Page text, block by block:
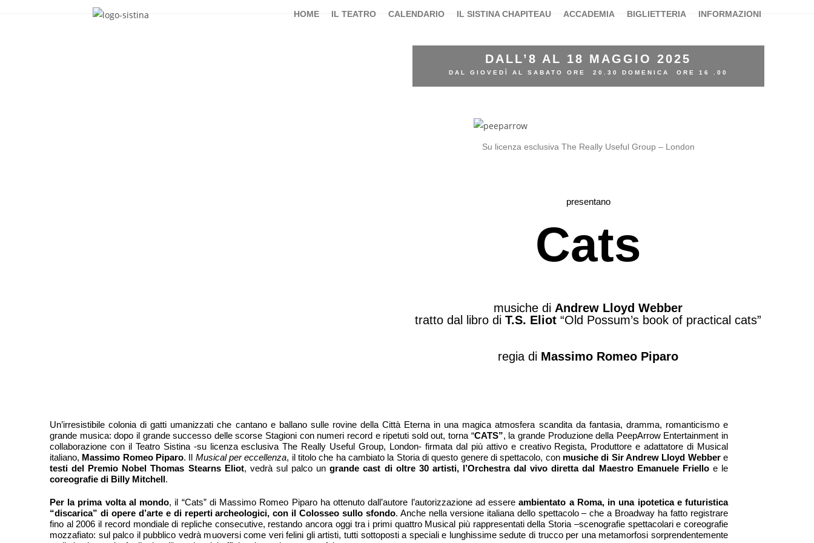
HOME IL TEATRO CALENDARIO IL SISTINA CHAPITEAU ACCADEMIA BIGLIETTERIA INFORMAZIONI
DALL’8 AL 18 MAGGIO 2025
DAL GIOVEDÌ AL SABATO ORE 20.30 DOMENICA ORE 16 .00
Su licenza esclusiva The Really Useful Group – London
presentano
Cats
musiche di Andrew Lloyd Webber
tratto dal libro di T.S. Eliot“Old Possum’s book of practical cats”
regia di Massimo Romeo Piparo
Un’irresistibile colonia di gatti umanizzati che cantano e ballano sulle rovine della Città Eterna in una magica atmosfera scandita da fantasia, dramma, romanticismo e
grande musica: dopo il grande successo delle scorse Stagioni con numeri record e ripetuti sold out, torna “CATS”, la grande Produzione della PeepArrow Entertainment in
collaborazione con il Teatro Sistina -su licenza esclusiva The Really Useful Group, London- firmata dal più attivo e creativo Regista, Produttore e adattatore di Musical
italiano, Massimo Romeo Piparo. Il Musical per eccellenza, il titolo che ha cambiato la Storia di questo genere di spettacolo, con musiche di Sir Andrew Lloyd Webbere
testi del Premio Nobel Thomas Stearns Eliot, vedrà sul palco ungrande cast di oltre 30 artisti, l’Orchestra dal vivo diretta dal Maestro Emanuele Friello e le
coreografie di Billy Mitchell.
Per la prima volta al mondo, il “Cats” di Massimo Romeo Piparo ha ottenuto dall’autore l’autorizzazione ad essereambientato a Roma, in una ipotetica e futuristica
“discarica” di opere d’arte e di reperti archeologici, con il Colosseo sullo sfondo. Anche nella versione italiana dello spettacolo – che a Broadway ha fatto registrare
fino al 2006 il record mondiale di repliche consecutive, restando ancora oggi tra i primi quattro Musical più rappresentati della Storia –scenografie spettacolari e coreografie
mozzafiato: sul palco il pubblico vedrà muoversi come veri felini gli artisti, tutti sottoposti a speciali e lunghissime sedute di trucco per una metamorfosi sorprendentemente